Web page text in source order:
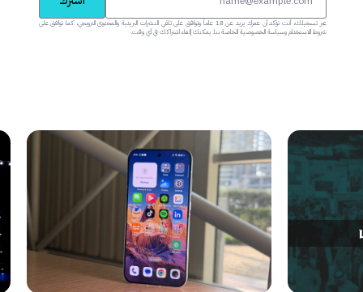
عبر تسجيلك، أنت تؤكد أن عمرك يزيد عن 18 عاماً وتوافق على تلقي النشرات البريدية والمحتوى الترويجي، كما توافق على
شروط الاستخدام وسياسة الخصوصية الخاصة بنا. يمكنك إلغاء اشتراكك في أي وقت.